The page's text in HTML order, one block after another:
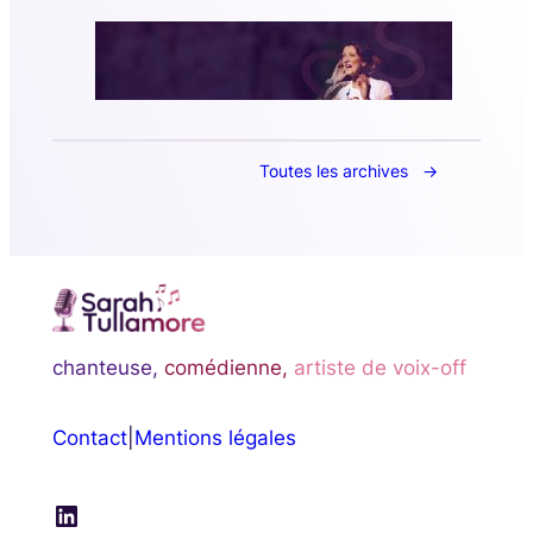
Toutes les archives
chanteuse, comédienne, artiste de voix-off
Contact| Mentions légales
LinkedIn